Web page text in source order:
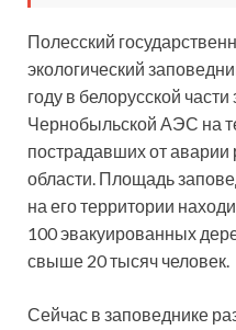
Полесский
экологический
году в белорусской
Чернобыльской АЭС на
пострадавших от аварии
области. Площадь
на его территории
100 эвакуированных
свыше 20 тысяч человек.
Сейчас в заповеднике